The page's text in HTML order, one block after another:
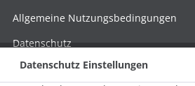
Allgemeine Nutzungsbedingungen
Datenschutz
Hinweisgebersystem nach HinSchG
Datenschutz Einstellungen